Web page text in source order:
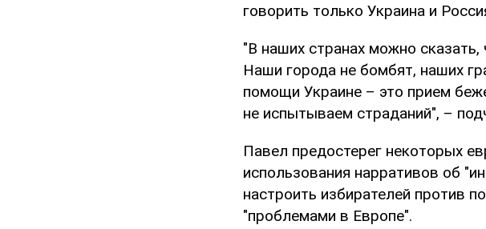
говорить только Украина и
"В наших странах можно
Наши города не бомбят, наших
помощи Украине – это прием
не испытываем страданий", –
Павел предостерег некоторых
использования нарративов об
настроить избирателей против
"проблемами в Европе".